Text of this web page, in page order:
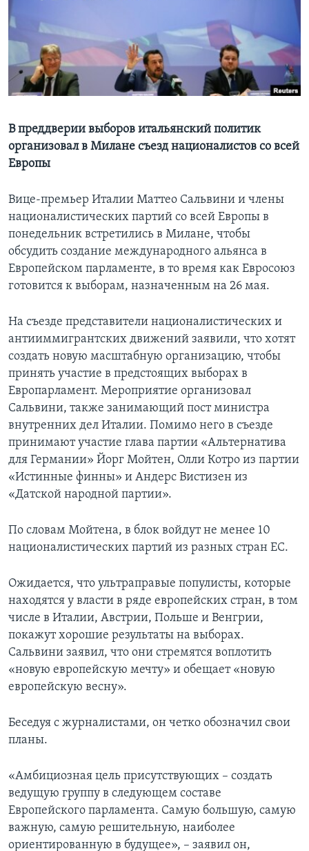
Learning English
СОЦИАЛЬНЫЕ СЕТИ
Языки
В преддверии выборов итальянский политик
организовал в Милане съезд националистов со всей
Европы
Вице-премьер Италии Маттео Сальвини и члены
националистических партий со всей Европы в
понедельник встретились в Милане, чтобы
обсудить создание международного альянса в
Европейском парламенте, в то время как Евросоюз
готовится к выборам, назначенным на 26 мая.
На съезде представители националистических и
антииммигрантских движений заявили, что хотят
создать новую масштабную организацию, чтобы
принять участие в предстоящих выборах в
Европарламент. Мероприятие организовал
Сальвини, также занимающий пост министра
внутренних дел Италии. Помимо него в съезде
принимают участие глава партии «Альтернатива
для Германии» Йорг Мойтен, Олли Котро из партии
«Истинные финны» и Андерс Вистизен из
«Датской народной партии».
По словам Мойтена, в блок войдут не менее 10
националистических партий из разных стран ЕС.
Ожидается, что ультраправые популисты, которые
находятся у власти в ряде европейских стран, в том
числе в Италии, Австрии, Польше и Венгрии,
покажут хорошие результаты на выборах.
Сальвини заявил, что они стремятся воплотить
«новую европейскую мечту» и обещает «новую
европейскую весну».
Беседуя с журналистами, он четко обозначил свои
планы.
«Амбициозная цель присутствующих – создать
ведущую группу в следующем составе
Европейского парламента. Самую большую, самую
важную, самую решительную, наиболее
ориентированную в будущее», – заявил он,